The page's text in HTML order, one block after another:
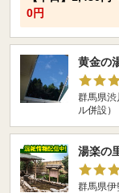
0円
黄金の
群馬県渋
ル併設）
湯楽の
群馬県